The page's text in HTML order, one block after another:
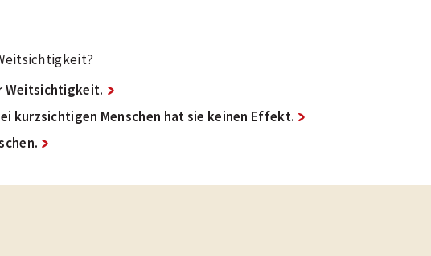
Weitsichtigkeit.
kurzsichtigen Menschen hat sie keinen Effekt.